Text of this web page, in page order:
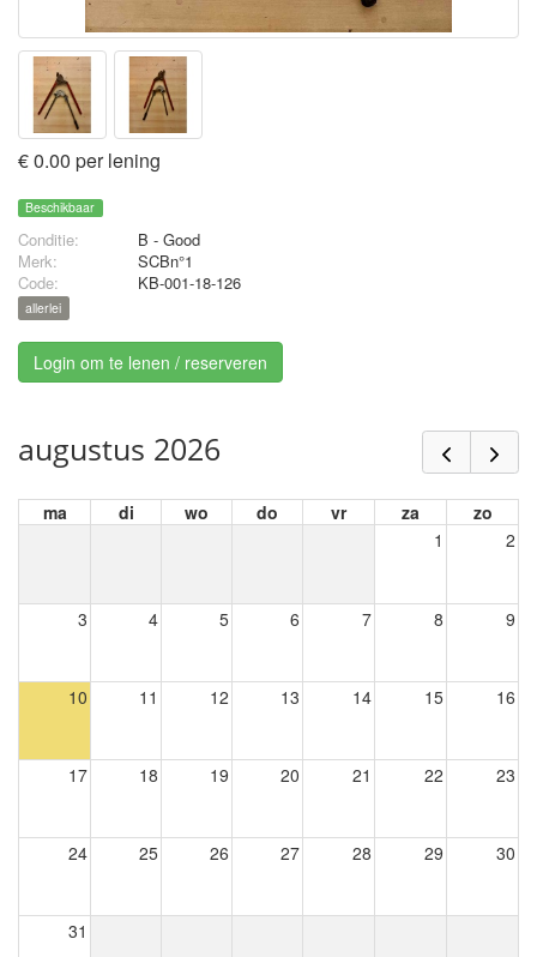
€ 0.00 per lening
Beschikbaar
Conditie:
B - Good
Merk:
SCBn°1
Code:
KB-001-18-126
allerlei
Login om te lenen / reserveren
augustus 2026
ma di wo do vr za
zo
1
2
3 4 5 6 7 8 9
10 11 12 13 14 15 16
17 18 19 20 21 22 23
24 25 26 27 28 29 30
31